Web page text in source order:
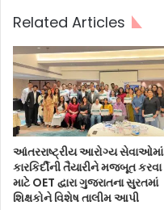
Related Articles
આંતરરાષ્ટ્રીય આરોગ્ય સેવાઓમાં
કારકિર્દીની તૈયારીને મજબૂત કરવા
માટે OET દ્વારા ગુજરાતના સુરતમાં
શિક્ષકોને વિશેષ તાલીમ આપી